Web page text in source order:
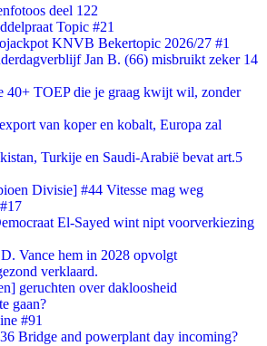
deel 122
Topic #21
KNVB Bekertopic 2026/27 #1
Jan B. (66) misbruikt zeker 14
40+ TOEP die je graag kwijt wil, zonder
van koper en kobalt, Europa zal
Turkije en Saudi-Arabië bevat art.5
Divisie] #44 Vitesse mag weg
El-Sayed wint nipt voorverkiezing
Vance hem in 2028 opvolgt
verklaard.
geruchten over dakloosheid
gaan?
#91
Bridge and powerplant day incoming?